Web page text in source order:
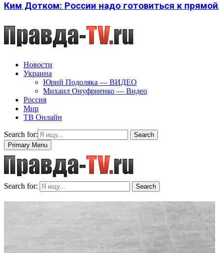
Ким Дотком: России надо готовиться к
Новости
Украина
Юрий Подоляка — ВИДЕО
Михаил Онуфриенко — Видео
Россия
Мир
ТВ Онлайн
Search for:
Search
Primary Menu
Search for: Search